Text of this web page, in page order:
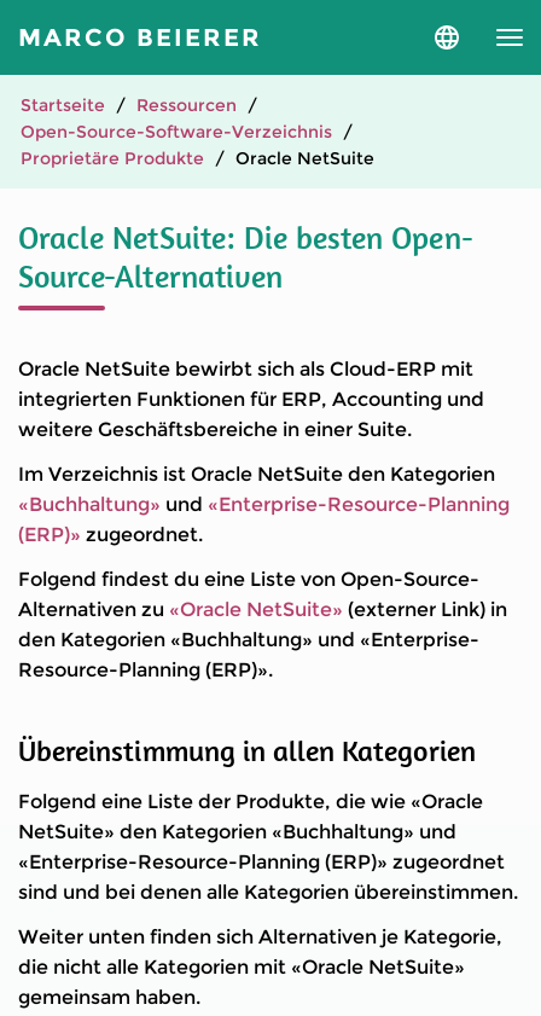
MARCO BEIERER
Sprache
Startseite
Ressourcen
Open-Source-Software-Verzeichnis
Proprietäre Produkte
Oracle NetSuite
Oracle NetSuite: Die besten Open-
Source-Alternativen
Oracle NetSuite bewirbt sich als Cloud-ERP mit
integrierten Funktionen für ERP, Accounting und
weitere Geschäftsbereiche in einer Suite.
Im Verzeichnis ist Oracle NetSuite den Kategorien
«Buchhaltung» und «Enterprise-Resource-Planning
(ERP)» zugeordnet.
Folgend findest du eine Liste von Open-Source-
Alternativen zu «Oracle NetSuite» (externer Link) in
den Kategorien «Buchhaltung» und «Enterprise-
Resource-Planning (ERP)».
Übereinstimmung in allen Kategorien
Folgend eine Liste der Produkte, die wie «Oracle
NetSuite» den Kategorien «Buchhaltung» und
«Enterprise-Resource-Planning (ERP)» zugeordnet
sind und bei denen alle Kategorien übereinstimmen.
Weiter unten finden sich Alternativen je Kategorie,
die nicht alle Kategorien mit «Oracle NetSuite»
gemeinsam haben.